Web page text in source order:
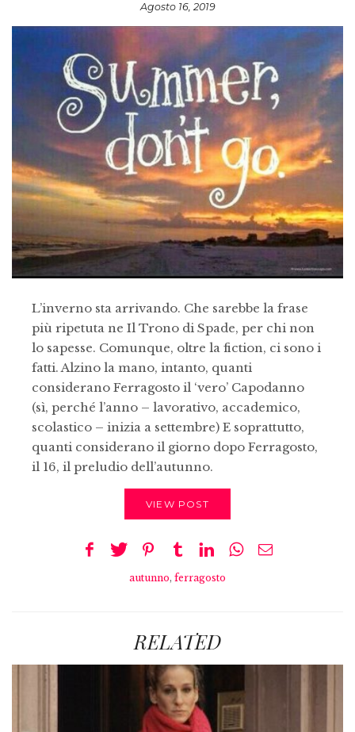
Agosto 16, 2019
L’inverno sta arrivando. Che sarebbe la frase
più ripetuta ne Il Trono di Spade, per chi non
lo sapesse. Comunque, oltre la fiction, ci sono i
fatti. Alzino la mano, intanto, quanti
considerano Ferragosto il ‘vero’ Capodanno
(sì, perché l’anno – lavorativo, accademico,
scolastico – inizia a settembre) E soprattutto,
quanti considerano il giorno dopo Ferragosto,
il 16, il preludio dell’autunno.
VIEW POST
autunno, ferragosto
RELATED